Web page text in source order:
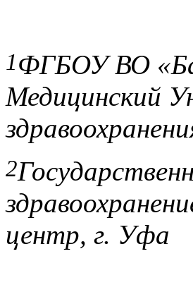
1ФГБОУ ВО
Медицинский
2
центр, г. Уфа